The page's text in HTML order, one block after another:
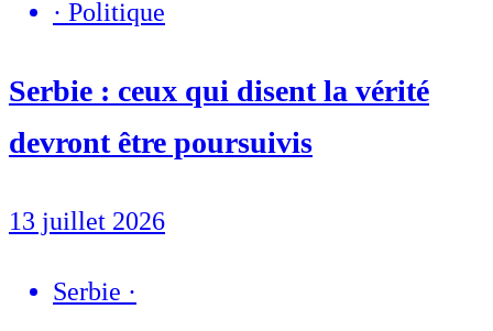
· Politique
Serbie : ceux qui disent la vérité
devront être poursuivis
13 juillet 2026
Serbie ·